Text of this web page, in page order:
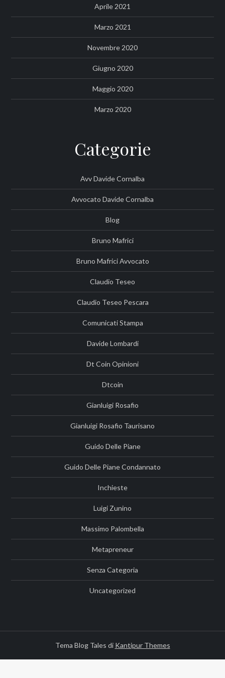
Aprile 2021
Marzo 2021
Novembre 2020
Giugno 2020
Maggio 2020
Marzo 2020
Categorie
Avv Davide Cornalba
Avvocato Davide Cornalba
Blog
Bruno Mafrici
Bruno Mafrici Avvocato
Claudio Teseo
Claudio Teseo Pescara
Comunicati Stampa
Davide Lombardi
Dt Coin Opinioni
Dtcoin
Gianluigi Rosafio
Gianluigi Rosafio Taurisano
Guido Delle Piane
Guido Delle Piane Condannato
Inchieste
Luigi Zunino
Massimo Palombella
Metapreneur
Senza Categoria
Uncategorized
Tema Blog Tales di Kantipur Themes